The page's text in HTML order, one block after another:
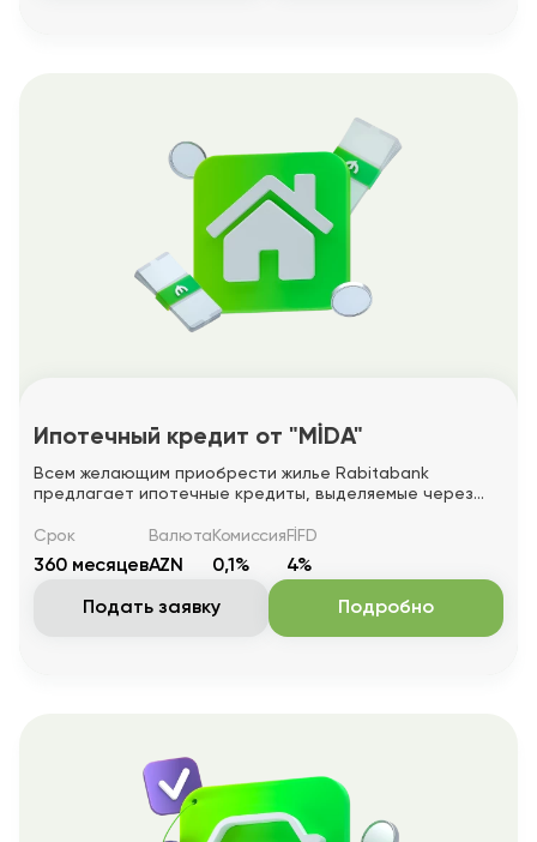
Ипотечный кредит от "MİDA"
Всем желающим приобрести жилье Rabitabank
предлагает ипотечные кредиты, выделяемые через
Срок
360 месяцев
Валюта
AZN
Комиссия
0,1%
FİFD
4%
Подать заявку Подробно